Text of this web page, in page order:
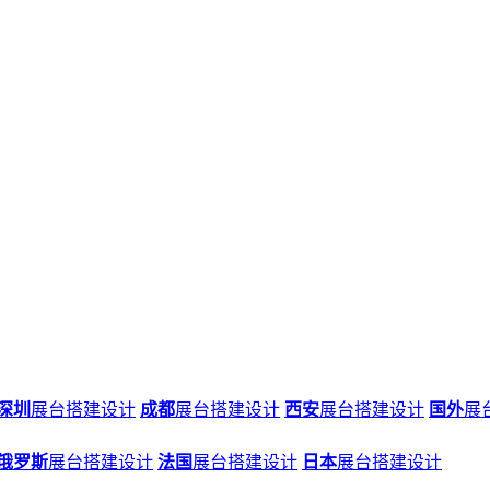
圳 展台搭建设计 成都展台搭建设计 西安展台搭建设计 国外展
罗斯展台搭建设计 法国 展台搭建设计 日本展台搭建设计